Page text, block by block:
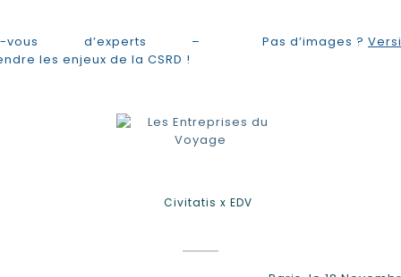
vous d’experts –
les enjeux de la CSRD !
Pas d’images ?